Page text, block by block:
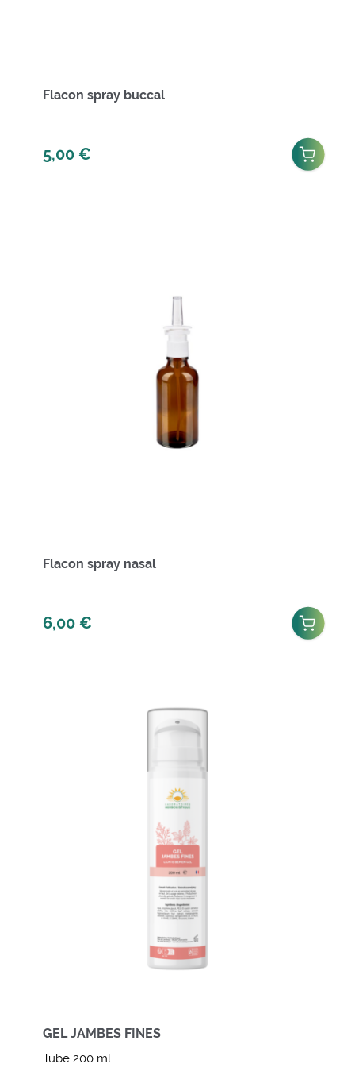
Flacon spray buccal
5,00 €
Flacon spray nasal
6,00 €
GEL JAMBES FINES
Tube 200 ml